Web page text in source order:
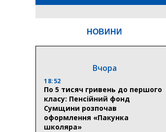
НОВИНИ
Вчора
18:52
По 5 тисяч гривень до першого
класу: Пенсійний фонд
Сумщини розпочав
оформлення «Пакунка
школяра»